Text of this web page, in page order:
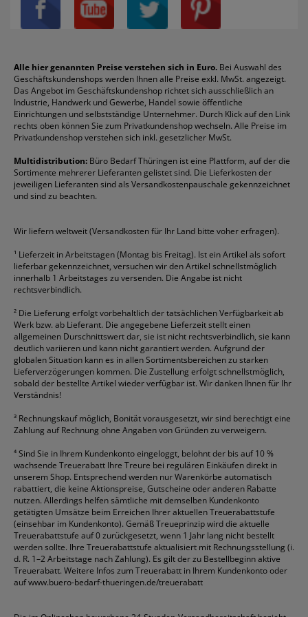
Privatsphäre-Einstellungen
Über uns
Reklamation / Retouren
Vertrag widerrufen (Privatkunden)
Rabatte & Aktionen
Blöcke
Boardmarker
Briefumschläge
Druckerpatronen
Etiketten
Fineliner
Folienschreiber
Formulare
Gelschreiber
Geschäftsbücher
Kaffee
Klebeband
Klemmmappen
Kopierpapier
Korrekturmittel
Kugelschreiber
Mappen
Ordner
Packband
Schnellhefter
Sichthüllen
Taschenrechner
Textmarker
Tintenroller
Tintenpatronen
Toilettenpapier
Toner
Versandmaterial
Canon
Durable
DYMO
Edding
Esselte
Faber-Castell
Fellowes
Franken
Fripa
HP
Läufer
Melitta
Pentel
Pelikan
Pilot
Pritt
Schneider
Stabilo
Staedtler
alle Marken anzeigen
Alle hier genannten Preise verstehen sich in Euro. Bei Auswahl des
Geschäftskundenshops werden Ihnen alle Preise exkl. MwSt. angezeigt.
Das Angebot im Geschäftskundenshop richtet sich ausschließlich an
Industrie, Handwerk und Gewerbe, Handel sowie öffentliche
Einrichtungen und selbstständige Unternehmer. Durch Klick auf den Link
rechts oben können Sie zum Privatkundenshop wechseln. Alle Preise im
Privatkundenshop verstehen sich inkl. gesetzlicher MwSt.
Multidistribution: Büro Bedarf Thüringen ist eine Plattform, auf der die
Sortimente mehrerer Lieferanten gelistet sind. Die Lieferkosten der
jeweiligen Lieferanten sind als Versandkostenpauschale gekennzeichnet
und sind zu beachten.
Wir liefern weltweit (Versandkosten für Ihr Land bitte voher erfragen).
¹ Lieferzeit in Arbeitstagen (Montag bis Freitag). Ist ein Artikel als sofort
lieferbar gekennzeichnet, versuchen wir den Artikel schnellstmöglich
innerhalb 1 Arbeitstages zu versenden. Die Angabe ist nicht
rechtsverbindlich.
² Die Lieferung erfolgt vorbehaltlich der tatsächlichen Verfügbarkeit ab
Werk bzw. ab Lieferant. Die angegebene Lieferzeit stellt einen
allgemeinen Durschnittswert dar, sie ist nicht rechtsverbindlich, sie kann
deutlich variieren und kann nicht garantiert werden. Aufgrund der
globalen Situation kann es in allen Sortimentsbereichen zu starken
Lieferverzögerungen kommen. Die Zustellung erfolgt schnellstmöglich,
sobald der bestellte Artikel wieder verfügbar ist. Wir danken Ihnen für Ihr
Verständnis!
³ Rechnungskauf möglich, Bonität vorausgesetzt, wir sind berechtigt eine
Zahlung auf Rechnung ohne Angaben von Gründen zu verweigern.
⁴Sind Sie in Ihrem Kundenkonto eingeloggt, belohnt der bis auf 10 %
wachsende Treuerabatt Ihre Treure bei regulären Einkäufen direkt in
unserem Shop. Entsprechend werden nur Warenkörbe automatisch
rabattiert, die keine Aktionspreise, Gutscheine oder anderen Rabatte
nutzen. Allerdings helfen sämtliche mit demselben Kundenkonto
getätigten Umsätze beim Erreichen Ihrer aktuellen Treuerabattstufe
(einsehbar im Kundenkonto). Gemäß Treueprinzip wird die aktuelle
Treuerabattstufe auf 0 zurückgesetzt, wenn 1 Jahr lang nicht bestellt
werden sollte. Ihre Treuerabattstufe aktualisiert mit Rechnungsstellung (i.
d. R. 1–2 Arbeitstage nach Zahlung). Es gilt der zu Bestellbeginn aktive
Treuerabatt. Weitere Infos zum Treuerabatt in Ihrem Kundenkonto oder
aufwww.buero-bedarf-thueringen.de/treuerabatt